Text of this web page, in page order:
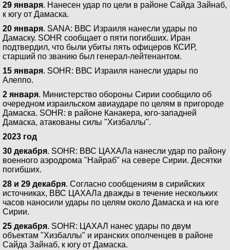
29 января. Нанесен удар по цели в районе Сайда Зайнаб,
к югу от Дамаска.
20 января. SANA: ВВС Израиля нанесли удары по
Дамаску. SOHR сообщает о пяти погибших. Иран
подтвердил, что были убиты пять офицеров КСИР,
старший по званию был генерал-лейтенантом.
15 января. SOHR: ВВС Израиля нанесли удары по
Алеппо.
2 января. Министерство обороны Сирии сообщило об
очередном израильском авиаударе по целям в пригороде
Дамаска. SOHR: в районе Канакера, юго-западней
Дамаска, атакованы силы "Хизбаллы".
2023 год
30 декабря. SOHR: ВВС ЦАХАЛа нанесли удар по району
военного аэродрома "Найраб" на севере Сирии. Десятки
погибших.
28 и 29 декабря. Согласно сообщениям в сирийских
источниках, ВВС ЦАХАЛа дважды в течение нескольких
часов наносили удары по целям около Дамаска и на юге
Сирии.
25 декабря. SOHR: ЦАХАЛ нанес удары по двум
объектам "Хизбаллы" и иранских ополченцев в районе
Сайда Зайнаб, к югу от Дамаска.